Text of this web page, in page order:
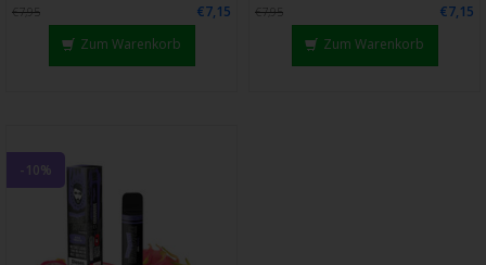
€7,95
€7,15
Zum Warenkorb
€7,95
€7,15
Zum Warenkorb
-10%